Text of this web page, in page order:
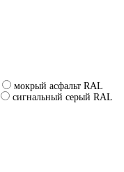
мокрый асфальт RAL
сигнальный серый RAL